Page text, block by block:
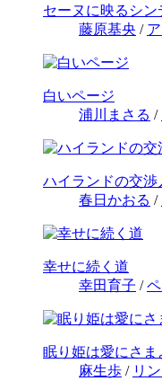
セーヌに映るシン
藤原基央 /
白いページ
浦川まさる /
ハイランドの交渉
春日かおる /
幸せに続く道
幸田育子 /
眠り姫は愛にさま
麻生歩 / リ